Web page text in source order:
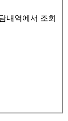
내역에서 조회